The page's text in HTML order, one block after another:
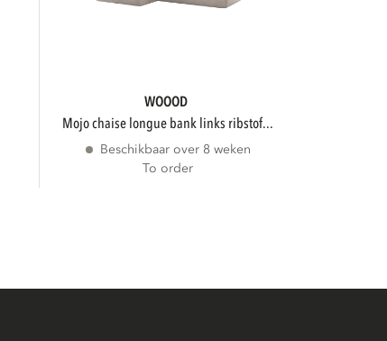
WOOOD
mojo chaise longue bank links ribstof...
Beschikbaar over 8 weken
To order